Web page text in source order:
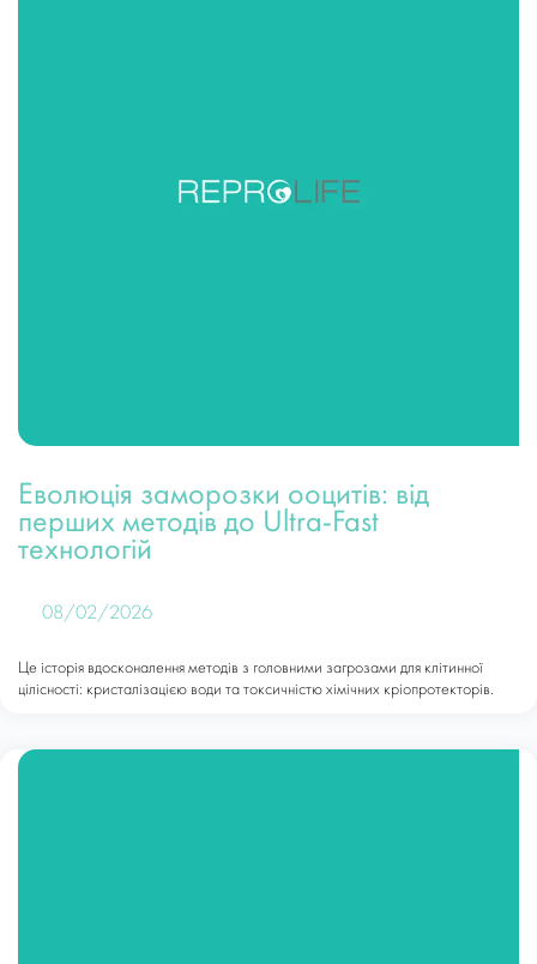
Еволюція заморозки ооцитів: від
перших методів до Ultra-Fast
технологій
08/02/2026
Це історія вдосконалення методів з головними загрозами для клітинної
цілісності: кристалізацією води та токсичністю хімічних кріопротекторів.